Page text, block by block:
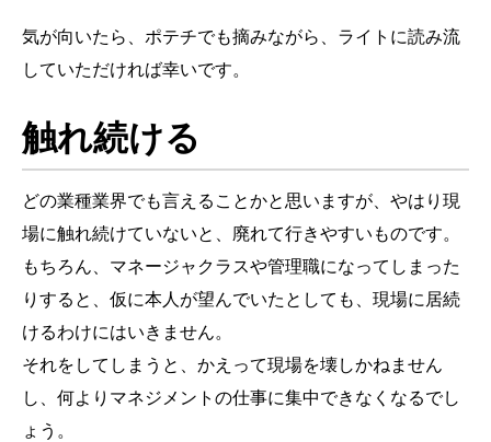
気が向いたら、ポテチでも摘みながら、ライトに読み流
していただければ幸いです。
触れ続ける
どの業種業界でも言えることかと思いますが、やはり現
場に触れ続けていないと、廃れて行きやすいものです。
もちろん、マネージャクラスや管理職になってしまった
りすると、仮に本人が望んでいたとしても、現場に居続
けるわけにはいきません。
それをしてしまうと、かえって現場を壊しかねません
し、何よりマネジメントの仕事に集中できなくなるでし
ょう。